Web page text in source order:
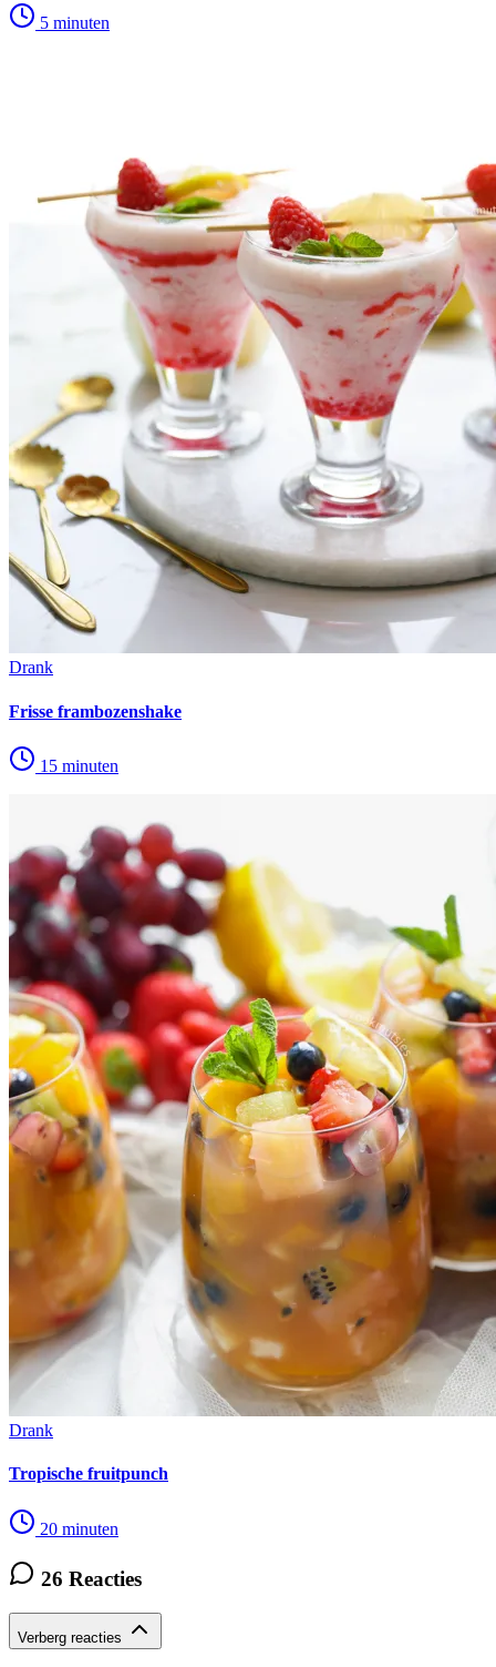
5 minuten
Drank
Frisse frambozenshake
15 minuten
Drank
Tropische fruitpunch
20 minuten
26 Reacties
Verberg reacties